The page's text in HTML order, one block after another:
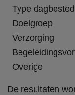
Type
Doelgroep
Verzorging
Overige
De resultaten